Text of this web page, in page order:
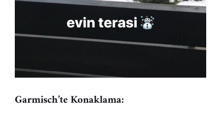
Garmisch’te Konaklama: